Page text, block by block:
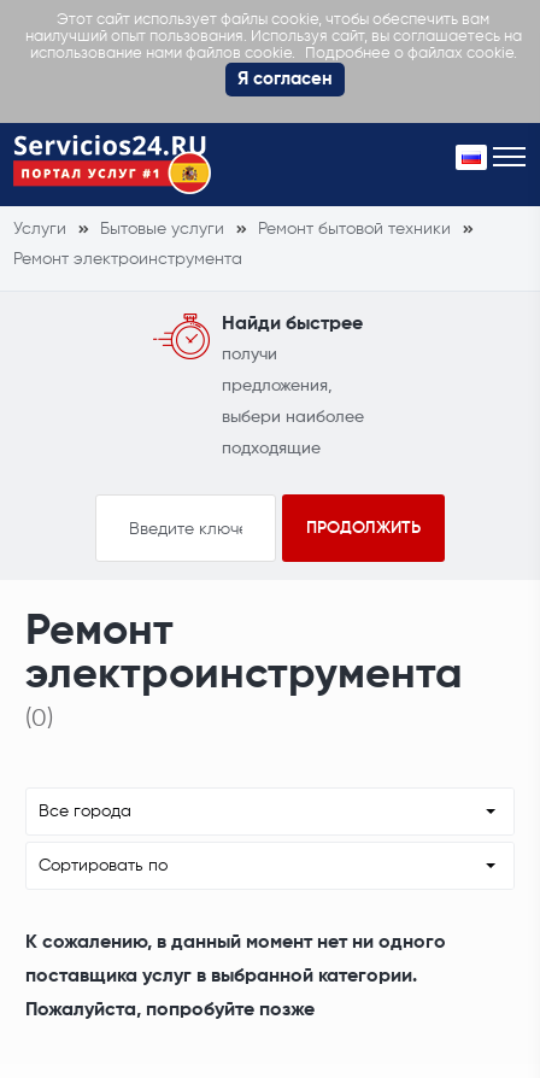
Этот сайт использует файлы cookie, чтобы обеспечить вам
наилучший опыт пользования. Используя сайт, вы соглашаетесь на
использование нами файлов cookie.
Подробнее о файлах cookie.
Я согласен
Услуги Бытовые услуги
Ремонт бытовой техники
Ремонт электроинструмента
Найди быстрее
получи
предложения,
выбери наиболее
подходящие
Ремонт
электроинструмента
(0)
Все города
Сортировать по
К сожалению, в данный момент нет ни одного
поставщика услуг в выбранной категории.
Пожалуйста, попробуйте позже